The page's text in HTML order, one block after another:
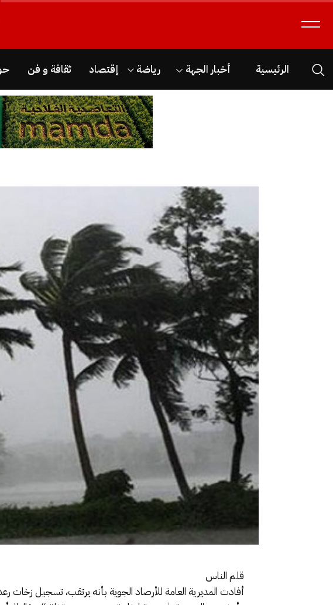
الرئيسية أخبار الجهة رياضة إقتصاد ثقافة و فن
قلم الناس
أفادت المديرية العامة للأرصاد الجوية بأنه يرتقب، تسجيل زخات